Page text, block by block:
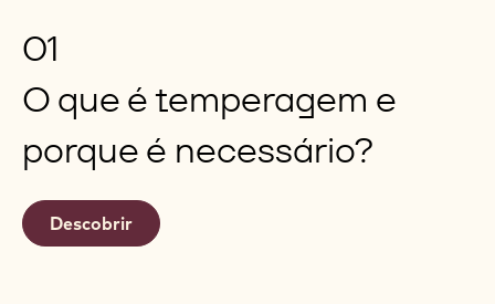
01
O que é temperagem e
porque é necessário?
Descobrir